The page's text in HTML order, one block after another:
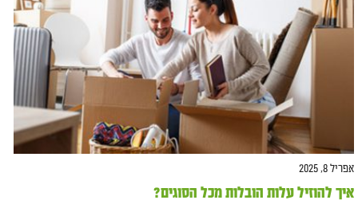
אפריל 8, 2025
איך להוזיל עלות הובלות מכל הסוגים?